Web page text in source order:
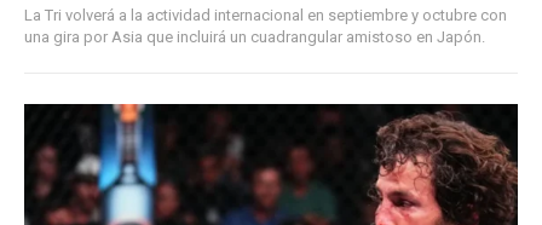
La Tri volverá a la actividad internacional en septiembre y octubre con
una gira por Asia que incluirá un cuadrangular amistoso en Japón.